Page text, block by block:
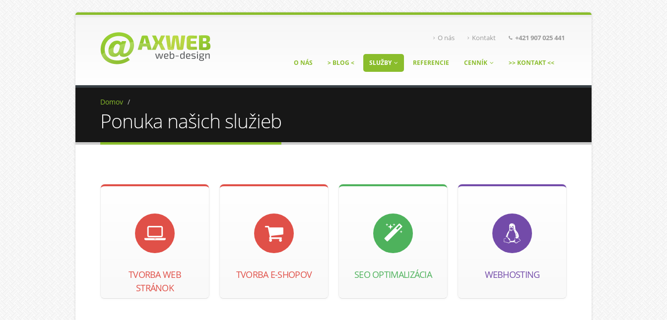
O nás Kontakt +421 907 025 441
O NÁS > BLOG < SLUŽBY REFERENCIE CENNÍK >> KONTAKT <<
Domov /
Ponuka našich služieb
TVORBA WEB
STRÁNOK
TVORBA E-SHOPOV SEO OPTIMALIZÁCIA WEBHOSTING